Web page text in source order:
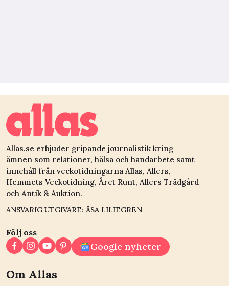
Allas.se erbjuder gripande journalistik kring
ämnen som relationer, hälsa och handarbete samt
innehåll från veckotidningarna Allas, Allers,
Hemmets Veckotidning, Året Runt, Allers Trädgård
och Antik & Auktion.
ANSVARIG UTGIVARE: ÅSA LILIEGREN
Följ oss
Google nyheter
Om Allas